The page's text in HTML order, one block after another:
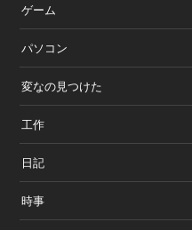
ゲーム
パソコン
変なの見つけた
工作
日記
時事